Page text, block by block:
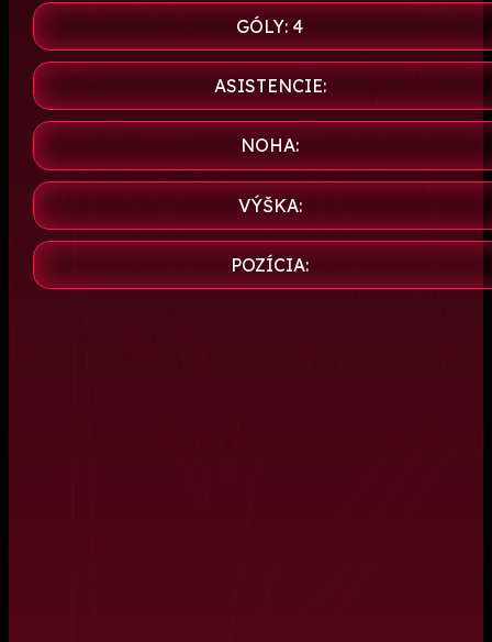
GÓLY: 4
ASISTENCIE:
NOHA:
VÝŠKA:
POZÍCIA: